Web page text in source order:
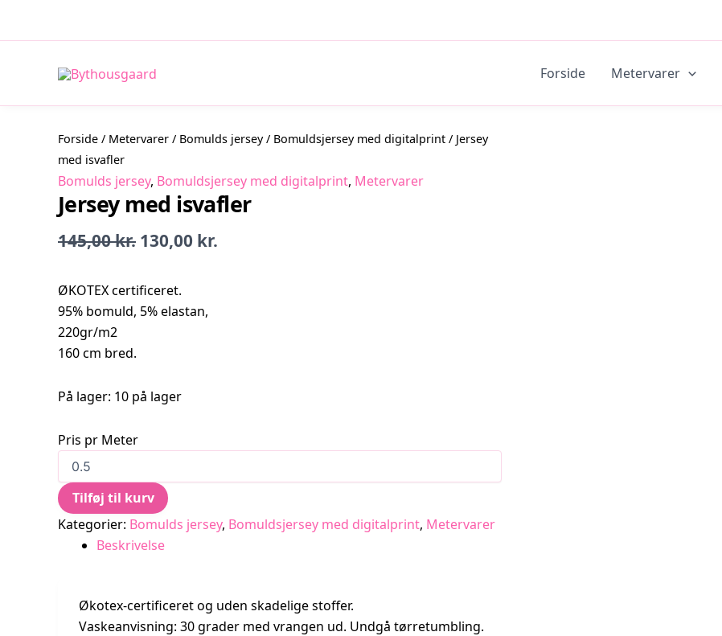
Forside Metervarer
Forside / Metervarer / Bomulds jersey/ Bomuldsjersey med digitalprint / Jersey
med isvafler
Bomulds jersey, Bomuldsjersey med digitalprint, Metervarer
Jersey med isvafler
145,00kr. Den
pris
var:
145,00 kr..
130,00 kr.
ØKOTEX certificeret.
95% bomuld, 5% elastan,
220gr/m2
160 cm bred.
På lager: 10 på lager
Pris pr Meter
med
isvafler
antalTilføj til kurv
Kategorier: Bomulds jersey, Bomuldsjersey med digitalprint, Metervarer
Beskrivelse
Økotex-certificeret og uden skadelige stoffer.
Vaskeanvisning: 30 grader med vrangen ud. Undgå tørretumbling.